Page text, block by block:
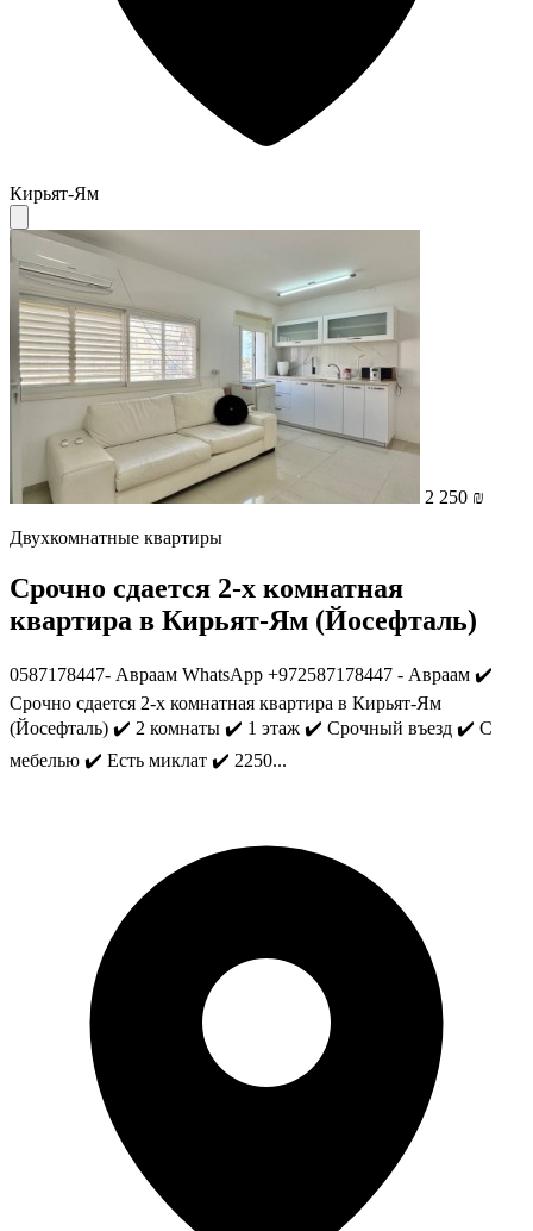
Кирьят-Ям
2 250 ₪
Двухкомнатные квартиры
Срочно сдается 2-х комнатная
квартира в Кирьят-Ям (Йосефталь)
0587178447- Авраам WhatsApp +972587178447 - Авраам ✔️
Срочно сдается 2-х комнатная квартира в Кирьят-Ям
(Йосефталь) ✔️ 2 комнаты ✔️ 1 этаж ✔️ Срочный въезд ✔️ С
мебелью ✔️ Есть миклат ✔️ 2250...